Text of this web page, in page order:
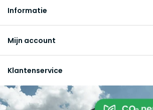
Informatie
Mijn account
Klantenservice